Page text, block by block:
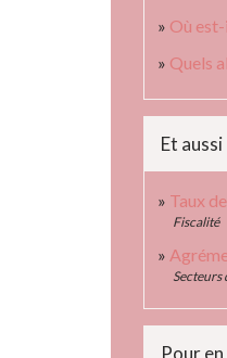
Où
Quels
Et aussi
Taux
Fiscalité
Pour